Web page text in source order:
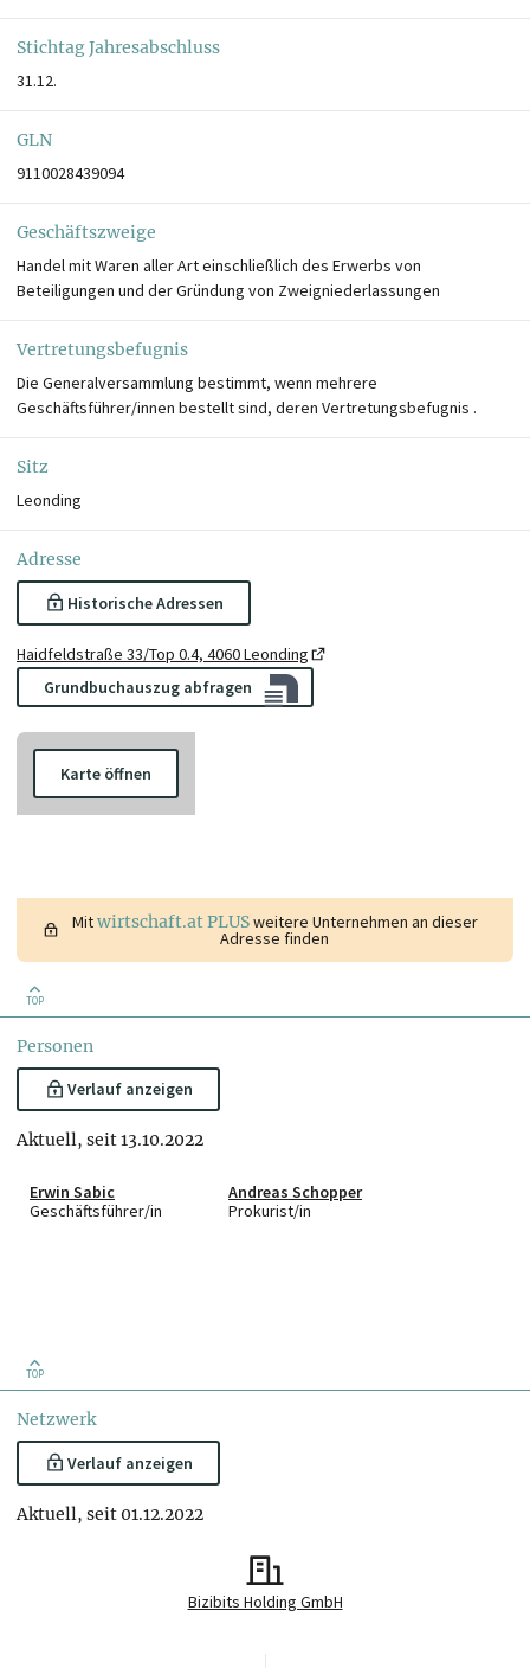
Stichtag Jahresabschluss
31.12.
GLN
9110028439094
Geschäftszweige
Handel mit Waren aller Art einschließlich des Erwerbs von
Beteiligungen und der Gründung von Zweigniederlassungen
Vertretungsbefugnis
Die Generalversammlung bestimmt, wenn mehrere
Geschäftsführer/innen bestellt sind, deren Vertretungsbefugnis .
Sitz
Leonding
Adresse
Historische Adressen
Haidfeldstraße 33/Top 0.4, 4060 Leonding
Grundbuchauszug abfragen
Karte öffnen
Mitwirtschaft.at PLUSweitere Unternehmen an dieser
Adresse finden
TOP
Personen
Verlauf anzeigen
Aktuell, seit 13.10.2022
Erwin Sabic
Geschäftsführer/in
Andreas Schopper
Prokurist/in
TOP
Netzwerk
Verlauf anzeigen
Aktuell, seit 01.12.2022
Bizibits Holding GmbH